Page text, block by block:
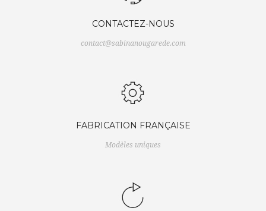
CONTACTEZ-NOUS
contact@sabinanougarede.com
FABRICATION FRANÇAISE
Modèles uniques